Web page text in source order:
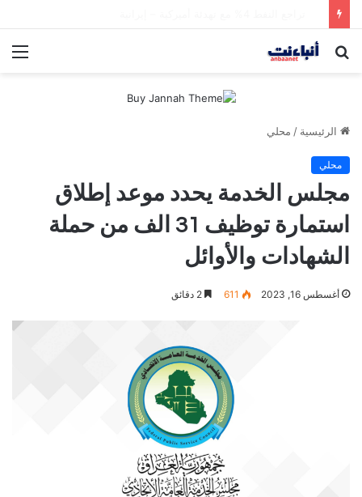
بحث
الرئيسية / محلي
محلي
مجلس الخدمة يحدد موعد إطلاق
استمارة توظيف 31 الف من حملة
الشهادات والأوائل
أغسطس 16, 2023 611